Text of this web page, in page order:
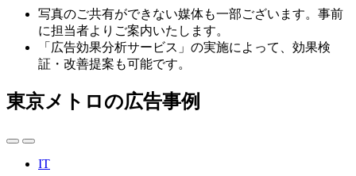
写真のご共有ができない媒体も一部ございます。事前
に担当者よりご案内いたします。
「広告効果分析サービス」の実施によって、効果検
証・改善提案も可能です。
東京メトロの広告事例
IT